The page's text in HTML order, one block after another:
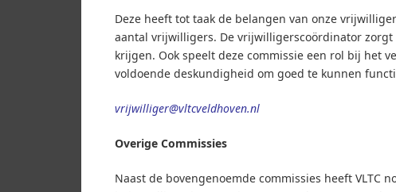
Deze heeft tot taak de belangen van onze
aantal vrijwilligers. De vrijwilligerscoördinator
krijgen. Ook speelt deze commissie een rol bij het
voldoende deskundigheid om goed te kunnen
vrijwilliger@vltcveldhoven.nl
Overige Commissies
Naast de bovengenoemde commissies heeft VLTC